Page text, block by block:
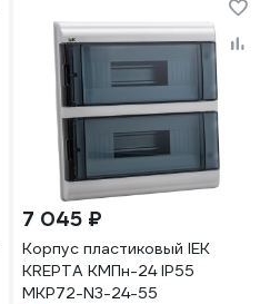
7 045 ₽
Корпус пластиковый IEK
KREPTA КМПн-24 IP55
MKP72-N3-24-55